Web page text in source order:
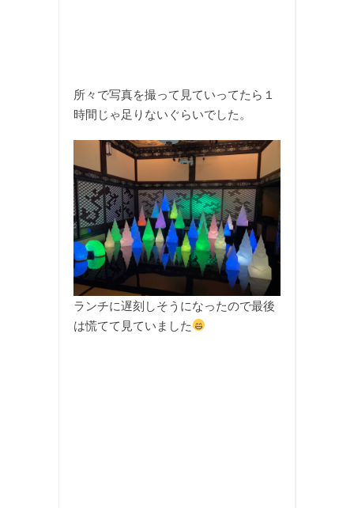
所々で写真を撮って見ていってたら１
時間じゃ足りないぐらいでした。
ランチに遅刻しそうになったので最後
は慌てて見ていました